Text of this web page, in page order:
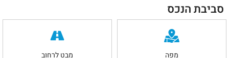
סביבת הנכס
מפה מבט לרחוב